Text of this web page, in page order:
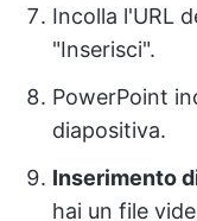
Incolla l'URL
"Inserisci".
PowerPoint
diapositiva.
Inserimento
hai un file